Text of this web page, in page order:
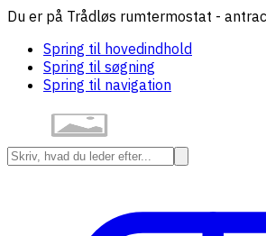
Du er på Trådløs rumtermostat -
Spring til hovedindhold
Spring til søgning
Spring til navigation